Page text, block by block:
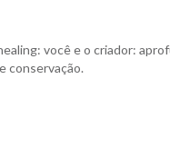
você e o criador:
conservação.